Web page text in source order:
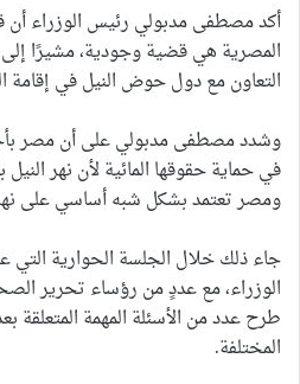
أكد مصطفى مدبولي رئيس الوزراء أن
المصرية هي قضية وجودية، مشيرًا
التعاون مع دول حوض النيل في إقامة
وشدد مصطفى مدبولي على أن مصر
في حماية حقوقها المائية لأن نهر
ومصر تعتمد بشكل شبه أساسي على
جاء ذلك خلال الجلسة الحوارية
الوزراء، مع عددٍ من رؤساء تحرير
طرح عدد من الأسئلة المهمة المتعلقة
المختلفة.